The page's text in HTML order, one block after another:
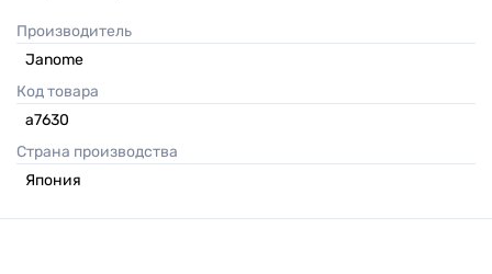
Производитель
Janome
Код товара
a7630
Страна производства
Япония